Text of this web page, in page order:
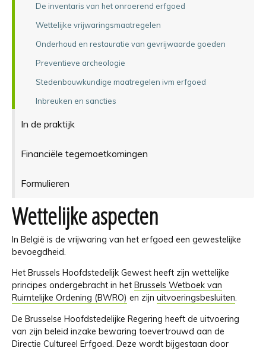
De inventaris van het onroerend erfgoed
Wettelijke vrijwaringsmaatregelen
Onderhoud en restauratie van gevrijwaarde goeden
Preventieve archeologie
Stedenbouwkundige maatregelen ivm erfgoed
Inbreuken en sancties
In de praktijk
Financiële tegemoetkomingen
Formulieren
Wettelijke aspecten
In België is de vrijwaring van het erfgoed een gewestelijke
bevoegdheid.
Het Brussels Hoofdstedelijk Gewest heeft zijn wettelijke
principes ondergebracht in het Brussels Wetboek van
Ruimtelijke Ordening (BWRO) en zijn uitvoeringsbesluiten.
De Brusselse Hoofdstedelijke Regering heeft de uitvoering
van zijn beleid inzake bewaring toevertrouwd aan de
Directie Cultureel Erfgoed. Deze wordt bijgestaan door